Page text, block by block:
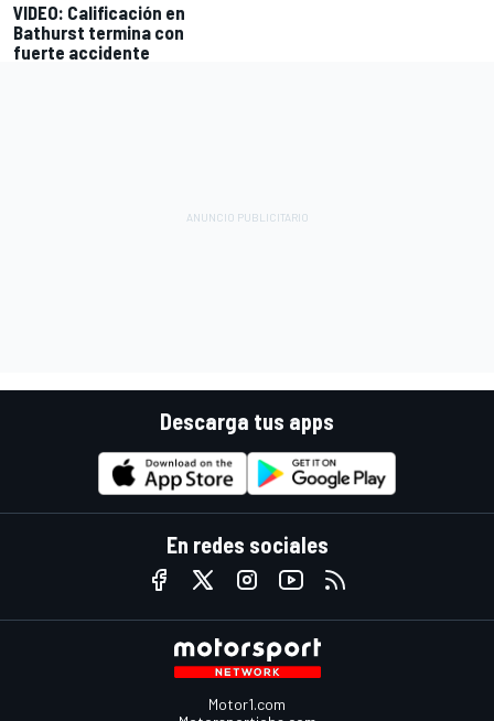
VIDEO: Calificación en
Bathurst termina con
fuerte accidente
Descarga tus apps
En redes sociales
Motor1.com